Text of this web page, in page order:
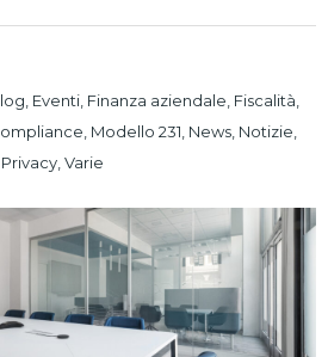
Eventi, Finanza aziendale, Fiscalità,
Modello 231, News, Notizie,
Varie